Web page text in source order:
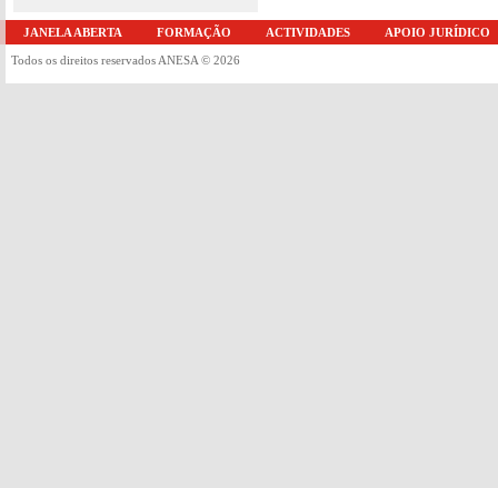
JANELA ABERTA FORMAÇÃO ACTIVIDADES APOIO JURÍDICO
Todos os direitos reservados ANESA © 2026